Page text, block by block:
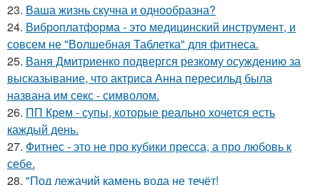
23. Ваша жизнь скучна и однообразна?
24. Виброплатформа - это медицинский инструмент, и
совсем не "Волшебная Таблетка" для фитнеса.
25. Ваня Дмитриенко подвергся резкому осуждению за
высказывание, что актриса Анна пересильд была
названа им секс - символом.
26. ПП Крем - супы, которые реально хочется есть
каждый день.
27. Фитнес - это не про кубики пресса, а про любовь к
себе.
28. "Под лежачий камень вода не течёт!